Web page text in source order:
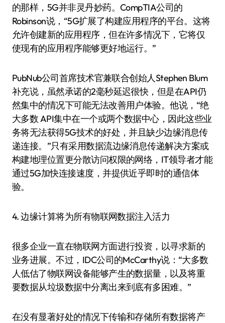
的那样，5G并非灵丹妙药。CompTIA公司的
Robinson说，“5G扩展了构建应用程序的平台。这将
允许创建新的应用程序，但在许多情况下，它将仅
使现有的应用程序能够更好地运行。”
PubNub公司首席技术官兼联合创始人Stephen Blum
补充说，虽然承诺的2毫秒延迟很快，但是在API仍
然集中的情况下可能无法改善用户体验。他说，“绝
大多数 API集中在一个或两个数据中心，因此这些业
务将无法获得5G技术的好处，并且缺少边缘消息传
递连接。”只有采用数据流边缘消息传递解决方案或
构建地理位置更分散访问权限的网络，IT领导者才能
通过5G加快连接速度，并提供近乎即时的通信体
验。
4. 边缘计算将为所有物联网数据注入活力
很多企业一直在物联网方面进行投资，以寻求新的
业务进展。不过，IDC公司的McCarthy说：“大多数
人低估了物联网设备能够产生的数据量，以及将重
要数据从垃圾数据中分离出来到底有多困难。”
在没有显著好处的情况下传输和存储所有数据将产